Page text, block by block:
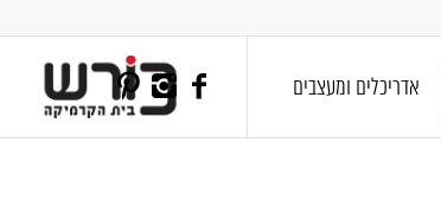
אדריכלים ומעצבים